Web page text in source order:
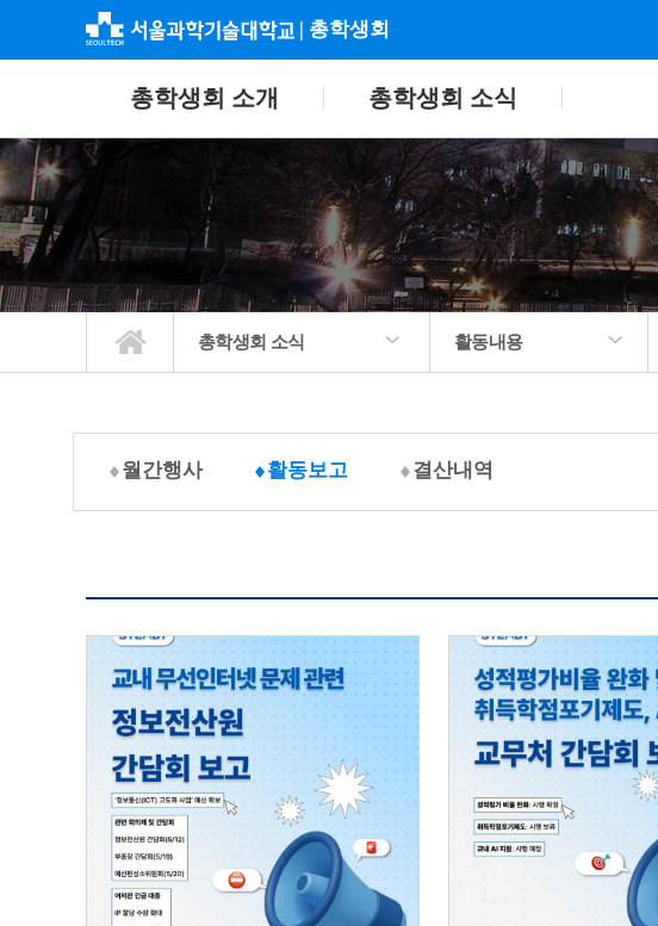
| 총학생회
총학생회 소개 총학생회 소식
총학생회 소식
총학생회 소개
총학생회 소식
소통
회의록 및 자료집
편의정보
학생자치기구
활동내용
공지사항
활동내용
STeady 핵심 공약
총학생회 일정
월간행사 활동보고 결산내역